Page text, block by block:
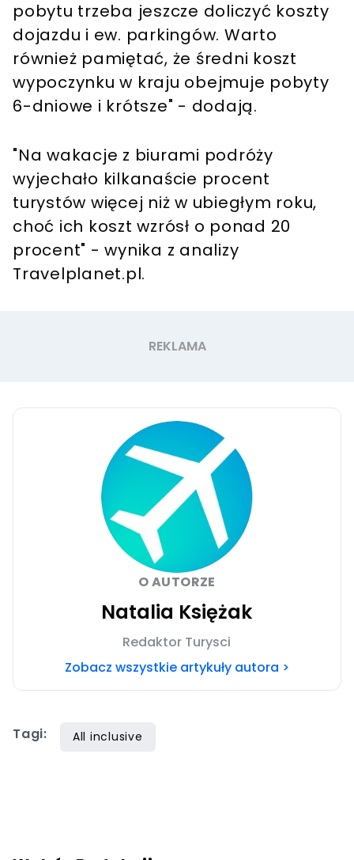
pobytu trzeba jeszcze doliczyć koszty
dojazdu i ew. parkingów. Warto
również pamiętać, że średni koszt
wypoczynku w kraju obejmuje pobyty
6-dniowe i krótsze" - dodają.
"Na wakacje z biurami podróży
wyjechało kilkanaście procent
turystów więcej niż w ubiegłym roku,
choć ich koszt wzrósł o ponad 20
procent" - wynika z analizy
Travelplanet.pl.
O AUTORZE
Natalia Księżak
Redaktor Turysci
Zobacz wszystkie artykuły autora >
Tagi: All inclusive